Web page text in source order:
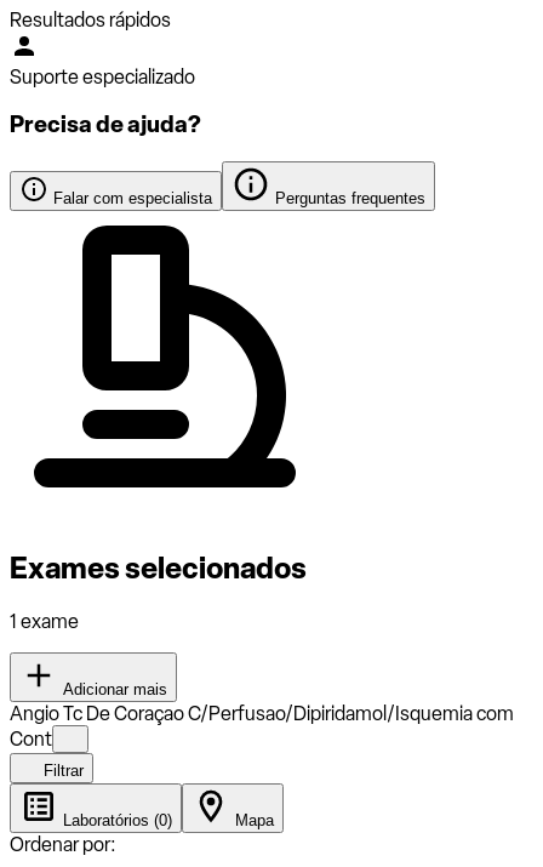
Resultados rápidos
Suporte especializado
Precisa de ajuda?
Falar com especialista Perguntas frequentes
Exames selecionados
1 exame
Adicionar mais
Angio Tc De Coraçao C/Perfusao/Dipiridamol/Isquemia com
Cont
Filtrar
Laboratórios (0) Mapa
Ordenar por: